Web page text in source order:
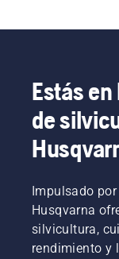
Estás
de
Impulsado
Husqvarna
silvicultura,
rendimiento y